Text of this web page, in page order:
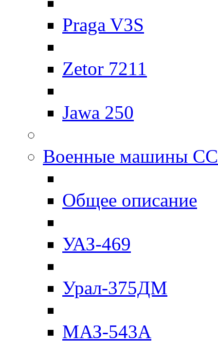
Praga V3S
Zetor 7211
Jawa 250
Военные машины
Общее описание
УАЗ-469
Урал-375ДМ
МАЗ-543А